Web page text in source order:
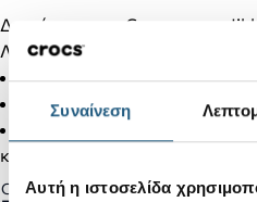
Συναίνεση
Αυτή η ιστοσελίδα
Διακόσμησε τα Crocs σου με
Λεπτομέρειες Προϊόντος:
Δεν είναι παιχνίδι.
Δεν απευθύνεται σε παιδιά
και επιστροφές.
Gender: